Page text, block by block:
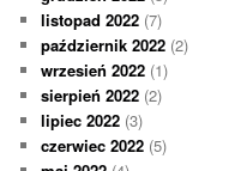
listopad 2022 (7)
październik 2022 (2)
wrzesień 2022 (1)
sierpień 2022 (2)
lipiec 2022 (3)
czerwiec 2022 (5)